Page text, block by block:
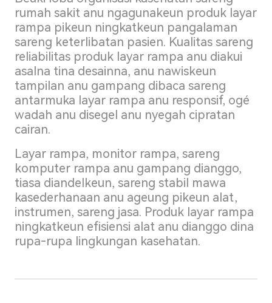
rumah sakit anu ngagunakeun produk layar
rampa pikeun ningkatkeun pangalaman
sareng keterlibatan pasien. Kualitas sareng
reliabilitas produk layar rampa anu diakui
asalna tina desainna, anu nawiskeun
tampilan anu gampang dibaca sareng
antarmuka layar rampa anu responsif, ogé
wadah anu disegel anu nyegah cipratan
cairan.
Layar rampa, monitor rampa, sareng
komputer rampa anu gampang dianggo,
tiasa diandelkeun, sareng stabil mawa
kasederhanaan anu ageung pikeun alat,
instrumen, sareng jasa. Produk layar rampa
ningkatkeun efisiensi alat anu dianggo dina
rupa-rupa lingkungan kasehatan.